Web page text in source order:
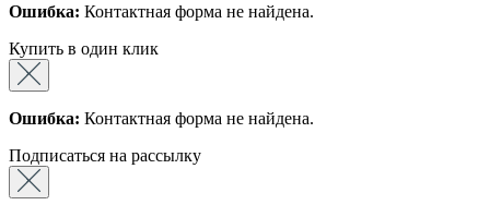
Ошибка: Контактная форма не найдена.
Купить в один клик
Ошибка: Контактная форма не найдена.
Подписаться на рассылку